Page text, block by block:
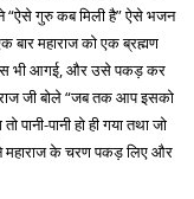
“ऐसे गुरु कब मिली है” ऐसे भजन
बार महाराज को एक ब्रह्मण
भी आगई, और उसे पकड़ कर
जी बोले “जब तक आप इसको
पानी-पानी हो ही गया तथा जो
के चरण पकड़ लिए और